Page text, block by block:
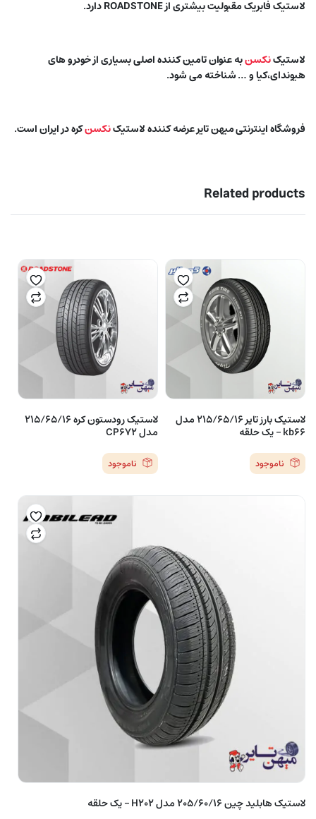
لاستیک فابریک مقبولیت بیشتری از ROADSTONE دارد.
لاستیکنکسنبه عنوان تامین کننده اصلی بسیاری از خودرو های
هیوندای،کیا و … شناخته می شود.
فروشگاه اینترنتی میهن تایر عرضه کننده لاستیکنکسنکره در ایران است.
Related products
لاستیک بارز تایر 215/65/16 مدل
kb66 – یک حلقه
ناموجود
لاستیک رودستون کره 215/65/16
مدل CP672
ناموجود
لاستیک هابلید چین 205/60/16 مدل H202 – یک حلقه